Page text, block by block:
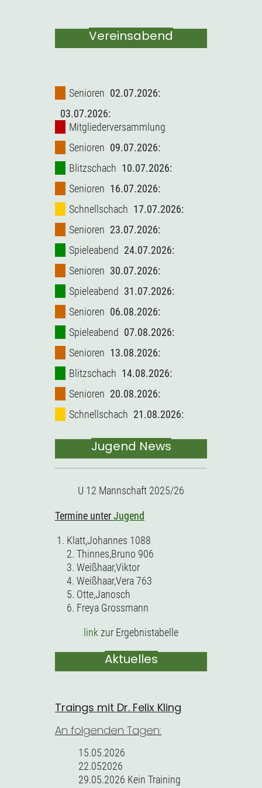
Vereinsabend
02.07.2026:
Senioren
03.07.2026:
Mitgliederversammlung
09.07.2026:
Senioren
10.07.2026:
Blitzschach
16.07.2026:
Senioren
17.07.2026:
Schnellschach
23.07.2026:
Senioren
24.07.2026:
Spieleabend
30.07.2026:
Senioren
31.07.2026:
Spieleabend
06.08.2026:
Senioren
07.08.2026:
Spieleabend
13.08.2026:
Senioren
14.08.2026:
Blitzschach
20.08.2026:
Senioren
21.08.2026:
Schnellschach
Jugend News
U 12 Mannschaft 2025/26
Termine unterJugend
Klatt,Johannes 1088
2. Thinnes,Bruno 906
3. Weißhaar,Viktor
4. Weißhaar,Vera 763
5. Otte,Janosch
6. Freya Grossmann
link zur Ergebnistabelle
Aktuelles
Traings mit Dr. Felix Kling
An folgenden Tagen:
15.05.2026
22.052026
29.05.2026 Kein Training